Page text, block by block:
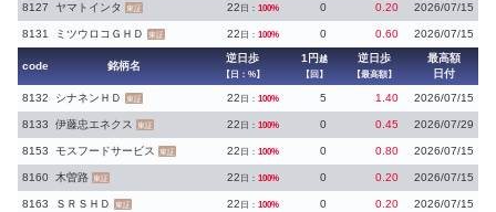
8127 ヤマトインタ 東証 22 日： 100% 0 0.20 2026/07/15
8131 ミツウロコＧＨＤ 東証 22 日： 100% 0 0.60 2026/07/15
code 銘柄名
逆日歩
【日：%】
1円 越
【回】
逆日歩
【最高額】
最高額
日付
8132
シナネンＨＤ 東証 22 日： 100% 5 1.40 2026/07/15
8133 伊藤忠エネクス 東証 22 日： 100% 0 0.45 2026/07/29
8153 モスフードサービス 東証 22 日： 100% 0 0.80 2026/07/15
8160 木曽路 東証 22 日： 100% 0 0.20 2026/07/15
8163 ＳＲＳＨＤ 東証 22 日： 100% 0 0.20 2026/07/15